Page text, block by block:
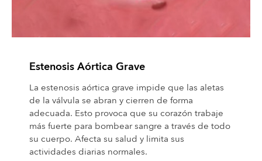
Estenosis Aórtica Grave
La estenosis aórtica grave impide que las aletas
de la válvula se abran y cierren de forma
adecuada. Esto provoca que su corazón trabaje
más fuerte para bombear sangre a través de todo
su cuerpo. Afecta su salud y limita sus
actividades diarias normales.